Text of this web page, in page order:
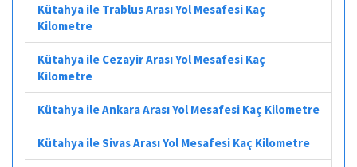
Kütahya ile Trablus Arası Yol Mesafesi Kaç
Kilometre
Kütahya ile Cezayir Arası Yol Mesafesi Kaç
Kilometre
Kütahya ile Ankara Arası Yol Mesafesi Kaç Kilometre
Kütahya ile Sivas Arası Yol Mesafesi Kaç Kilometre